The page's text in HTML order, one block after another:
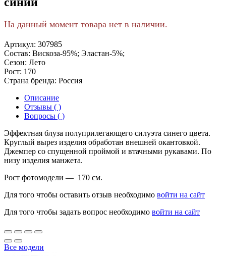
На данный момент товара нет в наличии.
Артикул: 307985
Состав: Вискоза-95%; Эластан-5%;
Сезон: Лето
Рост: 170
Страна бренда: Россия
Описание
Отзывы ( )
Вопросы ( )
Эффектная блуза полуприлегающего силуэта синего цвета.
Круглый вырез изделия обработан внешней окантовкой.
Джемпер со спущенной проймой и втачными рукавами. По
низу изделия манжета.
Рост фотомодели — 170 см.
Для того чтобы оставить отзыв необходимо войти на сайт
Для того чтобы задать вопрос необходимо войти на сайт
Все модели